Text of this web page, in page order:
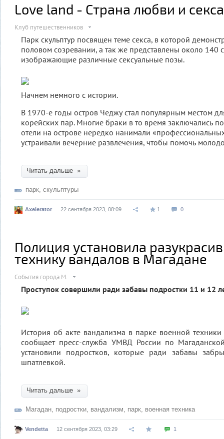
Love land - Страна любви и
Клуб путешественников
Парк скульптур посвящен теме секса, в которой
половом созревании, а так же представлены около 140
изображающие различные сексуальные позы.
Начнем немного с истории.
В 1970-е годы остров Чеджу стал популярным местом
корейских пар. Многие браки в то время заключались
отели на острове нередко нанимали
устраивали вечерние развлечения, чтобы помочь
Читать дальше »
парк скульптуры
Axelerator 22 сентября 2023, 08:09 1 0
Полиция установила
технику вандалов в Магадане
События города М.
Проступок совершили ради забавы подростки 11 и 12
История об акте вандализма в парке военной техники
сообщает пресс-служба УМВД России по
установили подростков, которые ради забавы
шпатлевкой.
Читать дальше »
Магадан подростки вандализм парк военная техника
Vendetta 12 сентября 2023, 03:29 1